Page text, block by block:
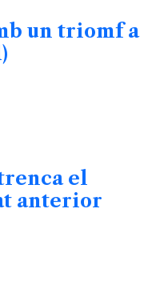
un triomf a
el
anterior